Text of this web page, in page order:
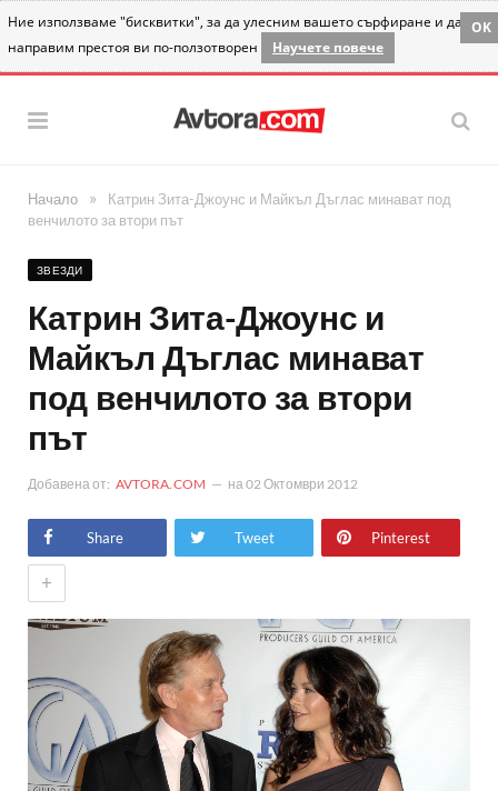
Ние използваме "бисквитки", за да улесним вашето сърфиране и да
направим престоя ви по-ползотворен
Научете повече
OK
Начало »
Катрин Зита-Джоунс и Майкъл Дъглас минават под
венчилото за втори път
ЗВЕЗДИ
Катрин Зита-Джоунс и
Майкъл Дъглас минават
под венчилото за втори
път
Добавена от: AVTORA.COM на02 Октомври 2012
Share Tweet Pinterest
+